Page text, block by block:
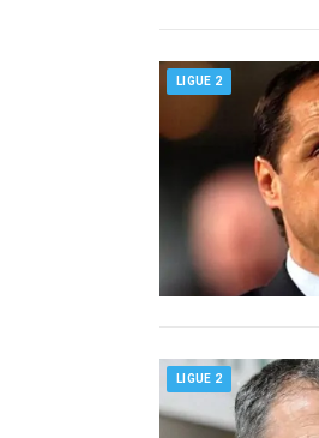
LIGUE 2
LIGUE 2